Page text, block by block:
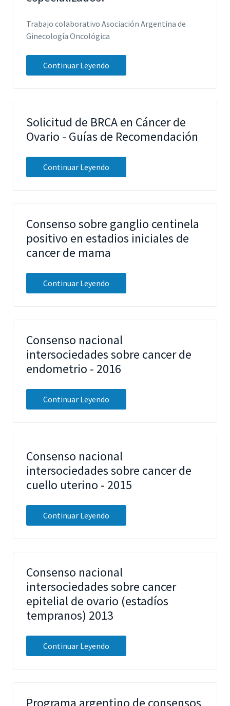
Trabajo colaborativo Asociación Argentina de
Ginecología Oncológica
Continuar Leyendo
Solicitud de BRCA en Cáncer de
Ovario - Guías de Recomendación
Continuar Leyendo
Consenso sobre ganglio centinela
positivo en estadios iniciales de
cancer de mama
Continuar Leyendo
Consenso nacional
intersociedades sobre cancer de
endometrio - 2016
Continuar Leyendo
Consenso nacional
intersociedades sobre cancer de
cuello uterino - 2015
Continuar Leyendo
Consenso nacional
intersociedades sobre cancer
epitelial de ovario (estadíos
tempranos) 2013
Continuar Leyendo